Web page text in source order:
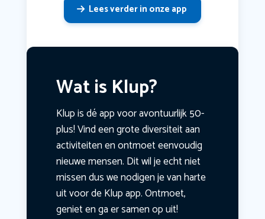
Lees verder in onze app
Wat is Klup?
Klup is dé app voor avontuurlijk 50-
plus! Vind een grote diversiteit aan
activiteiten en ontmoet eenvoudig
nieuwe mensen. Dit wil je echt niet
missen dus we nodigen je van harte
uit voor de Klup app. Ontmoet,
geniet en ga er samen op uit!